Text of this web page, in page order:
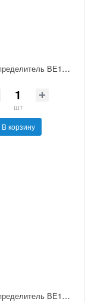
Гидрораспределитель ВЕ10.14-В В380 НМ УХЛ4
шт
В корзину
Гидрораспределитель ВЕ10.574 Г24 НМ УХЛ4